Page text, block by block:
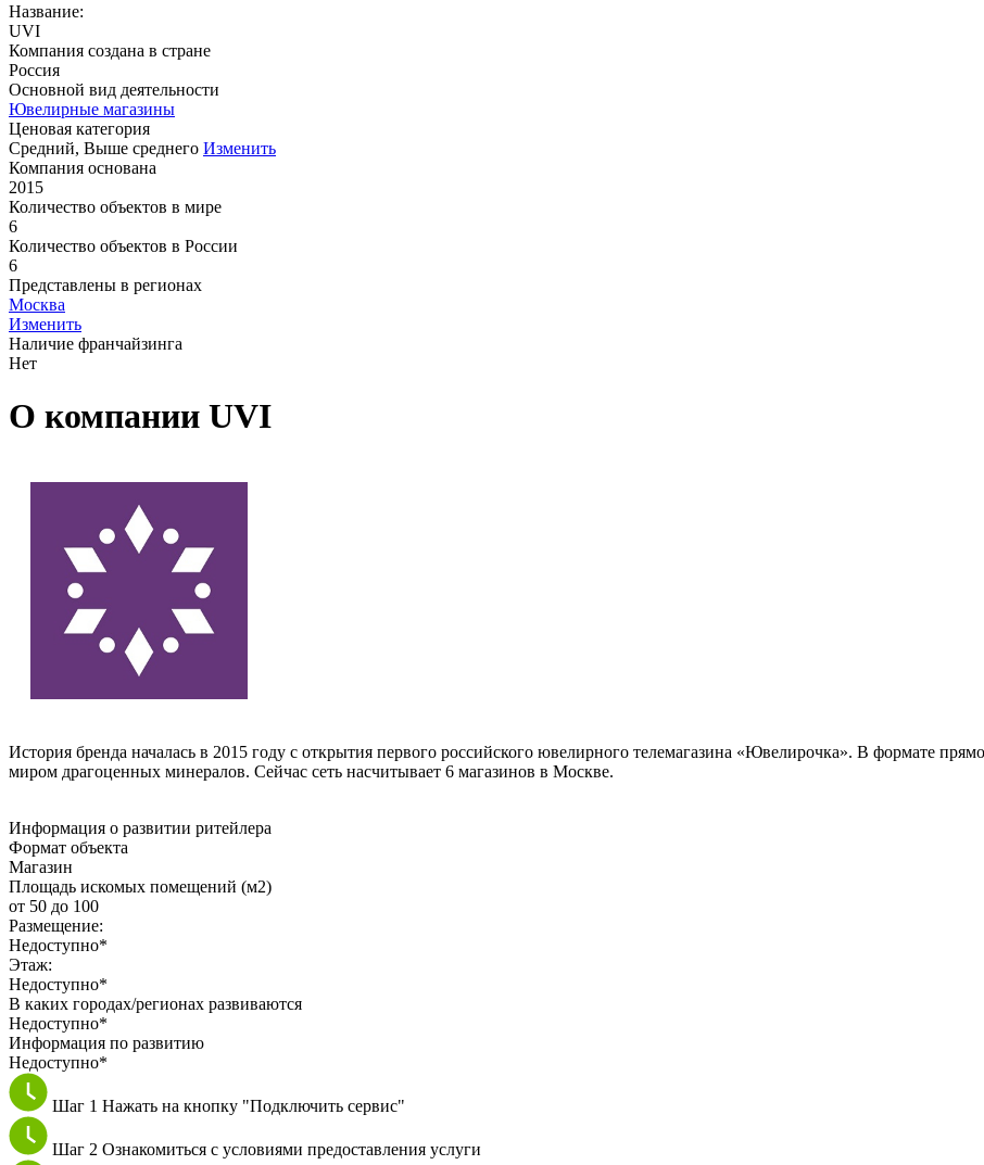
Название:
UVI
Компания создана в стране
Россия
Основной вид деятельности
Ювелирные магазины
Ценовая категория
Средний, Выше среднего Изменить
Компания основана
2015
Количество объектов в мире
6
Количество объектов в России
6
Представлены в регионах
Москва
Изменить
Наличие франчайзинга
Нет
О компании UVI
История бренда началась в 2015 году с открытия первого российского ювелирного телемагазина «Ювелирочка». В формате
миром драгоценных минералов. Сейчас сеть насчитывает 6 магазинов в Москве.
Информация о развитии ритейлера
Формат объекта
Магазин
Площадь искомых помещений (м2)
от 50 до 100
Размещение:
Недоступно*
Этаж:
Недоступно*
В каких городах/регионах развиваются
Недоступно*
Информация по развитию
Недоступно*
Шаг 1 Нажать на кнопку "Подключить сервис"
Шаг 2 Ознакомиться с условиями предоставления услуги